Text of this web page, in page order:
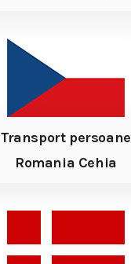
Transport persoane
Romania Cehia